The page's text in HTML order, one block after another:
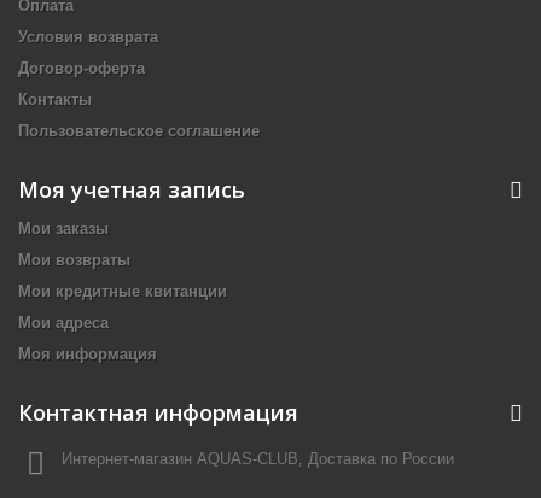
Оплата
Условия возврата
Договор-оферта
Контакты
Пользовательское соглашение
Моя учетная запись
Мои заказы
Мои возвраты
Мои кредитные квитанции
Мои адреса
Моя информация
Контактная информация
Интернет-магазин AQUAS-CLUB, Доставка по России